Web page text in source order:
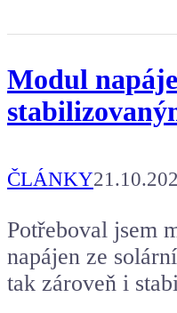
Modul
ČLÁNKY
Potřeboval jsem
napájen ze
tak zároveň i